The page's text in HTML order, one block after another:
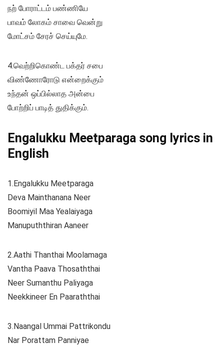
நற் போராட்டம் பண்ணியே
பாவம் லோகம் சாவை வென்று
மோட்சம் சேரச் செய்யுமே.
4.வெற்றிகொண்ட பக்தர் சபை
விண்ணோரோடு என்றைக்கும்
உந்தன் ஒப்பில்லாத அன்பை
போற்றிப் பாடித் துதிக்கும்.
Engalukku Meetparaga song lyrics in
English
1.Engalukku Meetparaga
Deva Mainthanana Neer
Boomiyil Maa Yealaiyaga
Manupuththiran Aaneer
2.Aathi Thanthai Moolamaga
Vantha Paava Thosaththai
Neer Sumanthu Paliyaga
Neekkineer En Paaraththai
3.Naangal Ummai Pattrikondu
Nar Porattam Panniyae